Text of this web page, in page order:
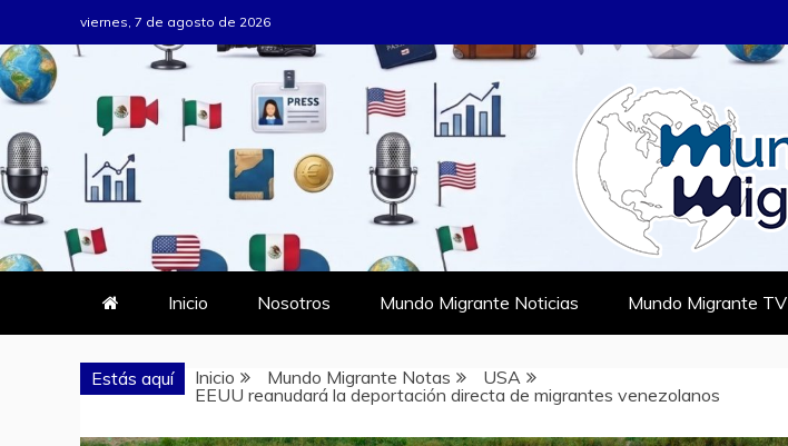
al
contenido
viernes, 7 de agosto de 2026
MUNDO MIGRANTE
DONDE TODOS SOMOS MIGRANTES
Inicio Nosotros Mundo Migrante Noticias Mundo Migrante TV
Estás aquí Inicio Mundo Migrante Notas
USA
EEUU reanudará la deportación directa de migrantes venezolanos